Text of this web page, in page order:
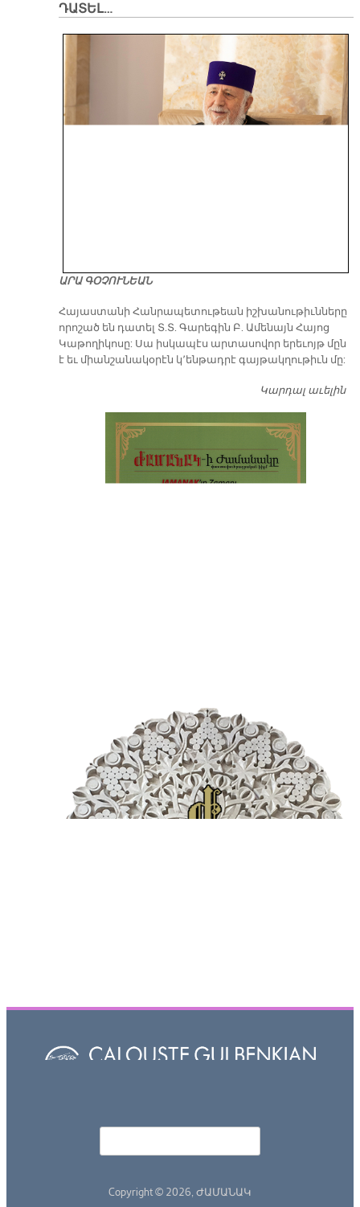
ԴԱՏԵԼ…
ԱՐԱ ԳՕՉՈՒՆԵԱՆ
​Հայաստանի Հանրապետութեան իշխանութիւնները
որոշած են դատել Տ.Տ. Գարեգին Բ. Ամենայն Հայոց
Կաթողիկոսը: Սա իսկապէս արտասովոր երեւոյթ մըն
է եւ միանշանակօրէն կ՚ենթադրէ գայթակղութիւն մը:
Կարդալ աւելին
Copyright © 2026, ԺԱՄԱՆԱԿ